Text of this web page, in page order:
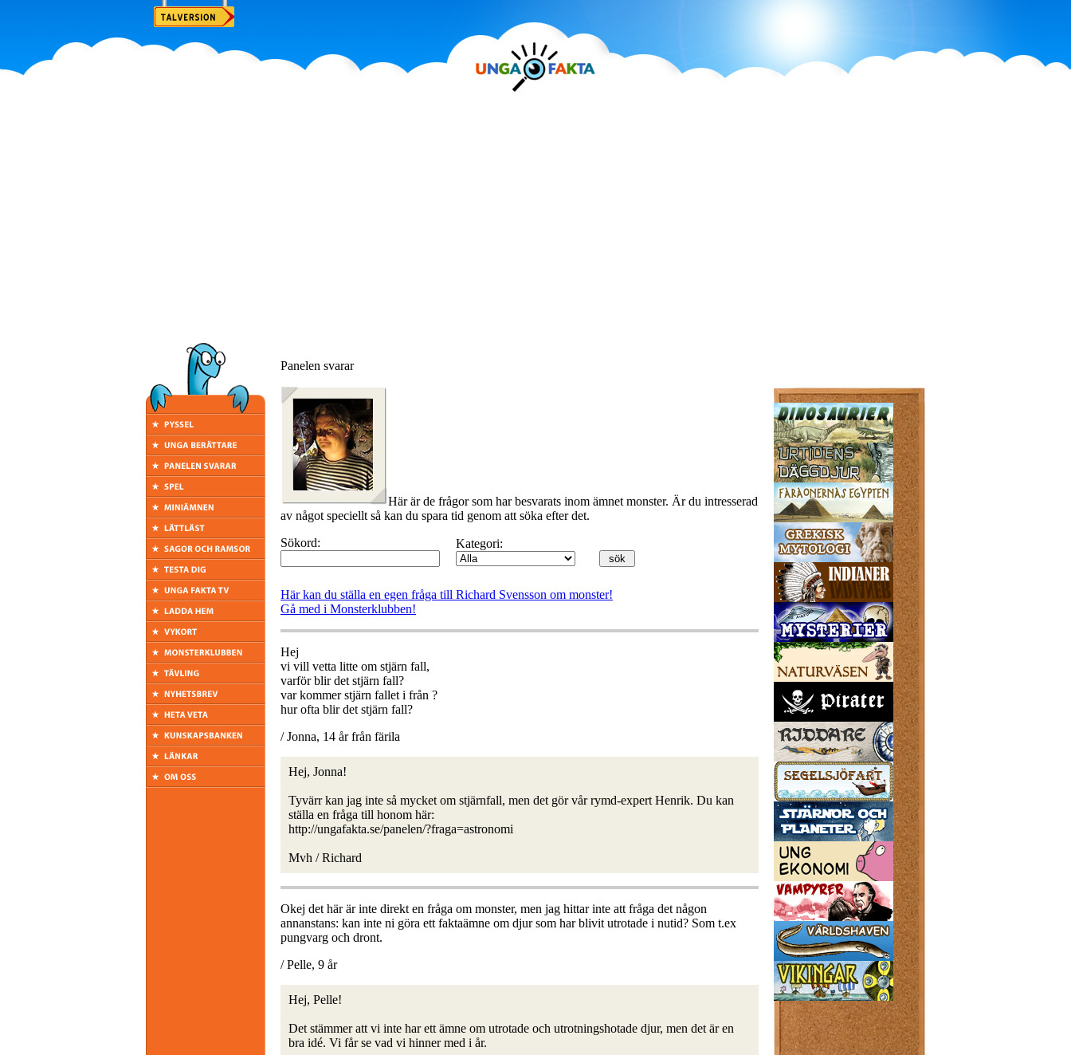
Panelen svarar
Här är de frågor som har besvarats inom ämnet monster. Är du intresserad
av något speciellt så kan du spara tid genom att söka efter det.
Sökord:
Kategori:
Här kan du ställa en egen fråga till Richard Svensson om monster!
Gå med i Monsterklubben!
Hej
vi vill vetta litte om stjärn fall,
varför blir det stjärn fall?
var kommer stjärn fallet i från ?
hur ofta blir det stjärn fall?
/ Jonna, 14 år från färila
Hej, Jonna!
Tyvärr kan jag inte så mycket om stjärnfall, men det gör vår rymd-expert Henrik. Du kan
ställa en fråga till honom här:
http://ungafakta.se/panelen/?fraga=astronomi
Mvh / Richard
Okej det här är inte direkt en fråga om monster, men jag hittar inte att fråga det någon
annanstans: kan inte ni göra ett faktaämne om djur som har blivit utrotade i nutid? Som t.ex
pungvarg och dront.
/ Pelle, 9 år
Hej, Pelle!
Det stämmer att vi inte har ett ämne om utrotade och utrotningshotade djur, men det är en
bra idé. Vi får se vad vi hinner med i år.